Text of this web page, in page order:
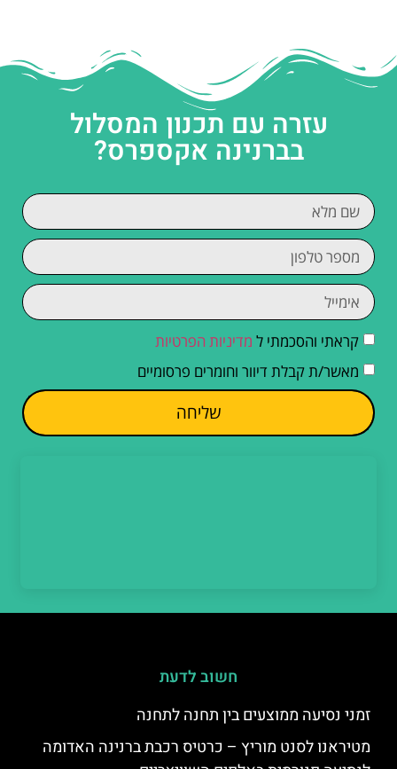
עזרה עם תכנון המסלול
בברנינה אקספרס?
קראתי והסכמתי ל מדיניות הפרטיות
מאשר/ת קבלת דיוור וחומרים פרסומיים
שליחה
חשוב לדעת
זמני נסיעה ממוצעים בין תחנה לתחנה
מטיראנו לסנט מוריץ – כרטיס רכבת ברנינה האדומה